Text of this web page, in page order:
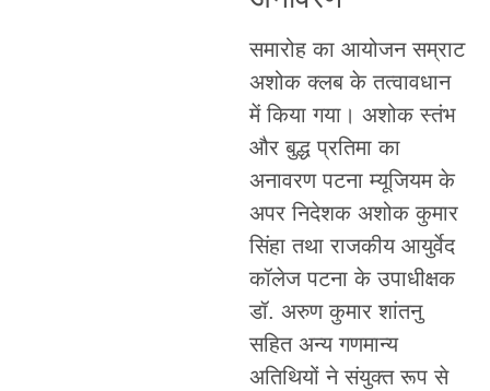
समारोह का आयोजन सम्राट
अशोक क्लब के तत्वावधान
में किया गया। अशोक स्तंभ
और बुद्ध प्रतिमा का
अनावरण पटना म्यूजियम के
अपर निदेशक अशोक कुमार
सिंहा तथा राजकीय आयुर्वेद
कॉलेज पटना के उपाधीक्षक
डॉ. अरुण कुमार शांतनु
सहित अन्य गणमान्य
अतिथियों ने संयुक्त रूप से